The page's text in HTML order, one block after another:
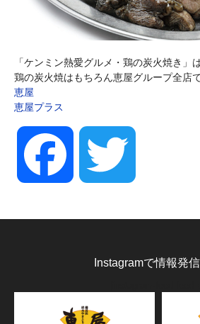
「ケンミン熱愛グルメ・鶏の炭火焼き」
鶏の炭火焼はもちろん恵屋グループ全店
恵屋
恵屋プラス
Facebook
Instagramで情報発信